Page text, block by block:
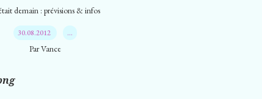
demain : prévisions & infos
30.08.2012 …
Par Vance